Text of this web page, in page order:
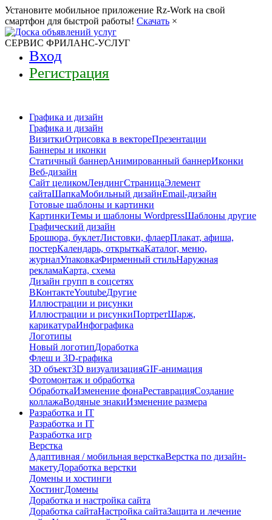
Установите мобильное приложение Rz-Work на свой
смартфон для быстрой работы! Скачать ×
СЕРВИС ФРИЛАНС-УСЛУГ
Вход
Регистрация
Графика и дизайн
Графика и дизайн
ВизиткиОтрисовка в вектореПрезентации
Баннеры и иконки
Статичный баннерАнимированный баннерИконки
Веб-дизайн
Сайт целикомЛендингСтраницаЭлемент
сайтаШапкаМобильный дизайнEmail-дизайн
Готовые шаблоны и картинки
КартинкиТемы и шаблоны WordpressШаблоны другие
Графический дизайн
Брошюра, буклетЛистовки, флаерПлакат, афиша,
постерКалендарь, открыткаКаталог, меню,
журналУпаковкаФирменный стильНаружная
рекламаКарта, схема
Дизайн групп в соцсетях
ВКонтактеYoutubeДругие
Иллюстрации и рисунки
Иллюстрации и рисункиПортретШарж,
карикатураИнфографика
Логотипы
Новый логотипДоработка
Флеш и 3D-графика
3D объект3D визуализацияGIF-анимация
Фотомонтаж и обработка
ОбработкаИзменение фонаРеставрацияСоздание
коллажаВодяные знакиИзменение размера
Разработка и IT
Разработка и IT
Разработка игр
Верстка
Адаптивная / мобильная версткаВерстка по дизайн-
макетуДоработка верстки
Домены и хостинги
ХостингДомены
Доработка и настройка сайта
Доработка сайтаНастройка сайтаЗащита и лечение